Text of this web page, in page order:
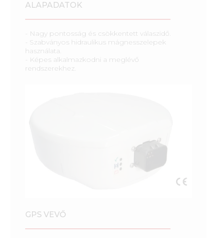
ALAPADATOK
- Nagy pontosság és csökkentett válaszidő.
- Szabványos hidraulikus mágnesszelepek
használata.
- Képes alkalmazkodni a meglévő
rendszerekhez.
GPS VEVŐ